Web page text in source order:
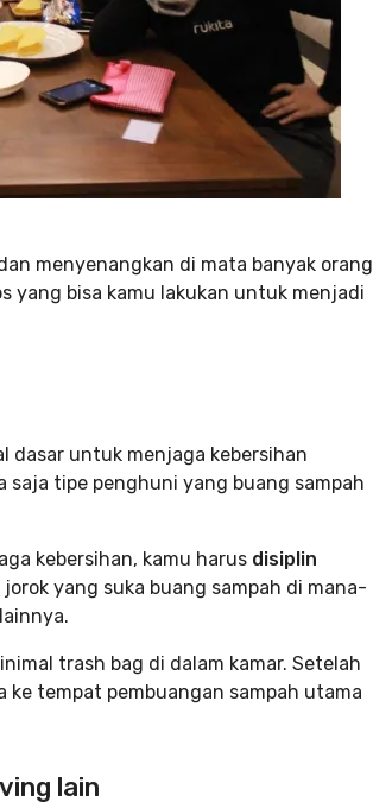
menyenangkan di mata banyak orang
yang bisa kamu lakukan untuk menjadi
dasar untuk menjaga kebersihan
tipe penghuni yang buang sampah
kebersihan, kamu harus disiplin
yang suka buang sampah di mana-
trash bag di dalam kamar. Setelah
ke tempat pembuangan sampah utama
lain